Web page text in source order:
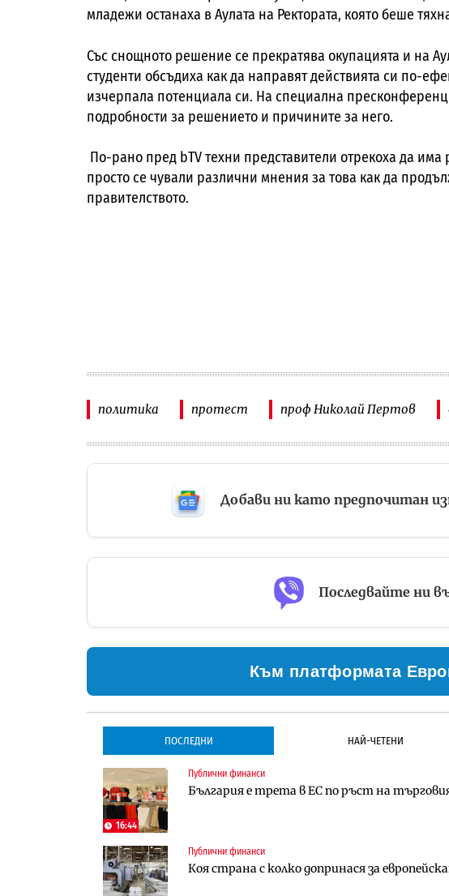
младежи останаха в Аулата на Ректората, която беше
Със снощното решение се прекратява окупацията и на
студенти обсъдиха как да направят действията си по-
изчерпала потенциала си. На специална
подробности за решението и причините за него.
По-рано пред bTV техни представители отрекоха да има
просто се чували различни мнения за това как да
правителството.
политика протест проф Николай Пертов
Добави ни като предпочитан
Последвайте ни
Към платформата
ПОСЛЕДНИ НАЙ-ЧЕТЕНИ
16:44
Публични финанси
България е трета в ЕС по ръст на
Публични финанси
Коя страна с колко допринася за
Градоустройство
Столична община избра изпълнител за
Инфраструктура
Проектирането на тунела под Петрохан
Инфраструктура
Проектирането на тунела под Петрохан
Компании
„Хювефарма“ подписа договор за